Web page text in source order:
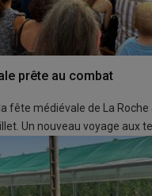
prête au combat
fête médiévale de La Roche
Un nouveau voyage aux